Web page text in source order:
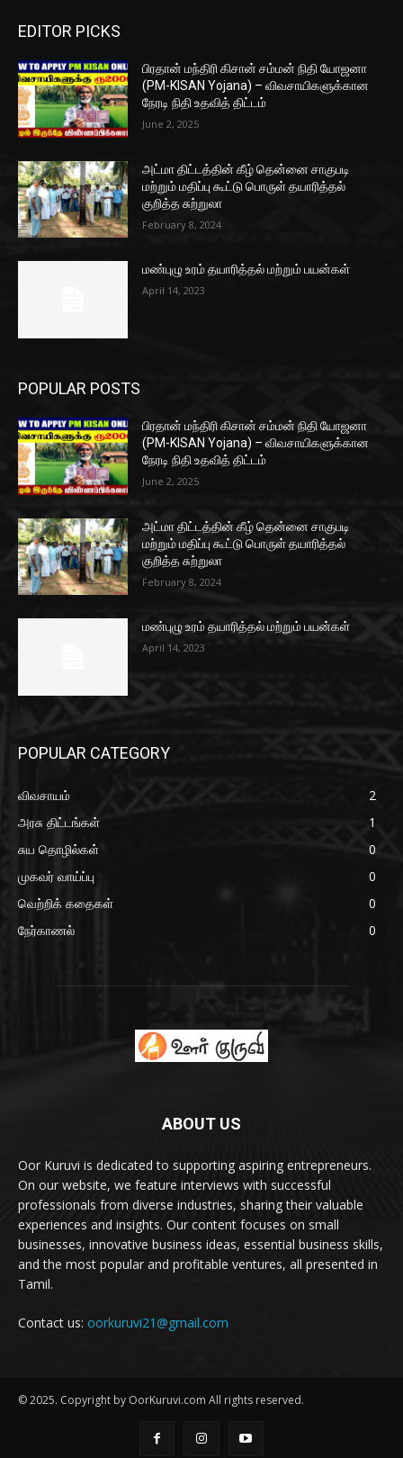
EDITOR PICKS
பிரதான் மந்திரி கிசான் சம்மன் நிதி யோஜனா
(PM-KISAN Yojana) – விவசாயிகளுக்கான
நேரடி நிதி உதவித் திட்டம்
June 2, 2025
அட்மா திட்டத்தின் கீழ் தென்னை சாகுபடி
மற்றும் மதிப்பு கூட்டு பொருள் தயாரித்தல்
குறித்த சுற்றுலா
February 8, 2024
மண்புழு உரம் தயாரித்தல் மற்றும் பயன்கள்
April 14, 2023
POPULAR POSTS
பிரதான் மந்திரி கிசான் சம்மன் நிதி யோஜனா
(PM-KISAN Yojana) – விவசாயிகளுக்கான
நேரடி நிதி உதவித் திட்டம்
June 2, 2025
அட்மா திட்டத்தின் கீழ் தென்னை சாகுபடி
மற்றும் மதிப்பு கூட்டு பொருள் தயாரித்தல்
குறித்த சுற்றுலா
February 8, 2024
மண்புழு உரம் தயாரித்தல் மற்றும் பயன்கள்
April 14, 2023
POPULAR CATEGORY
விவசாயம்
2
அரசு திட்டங்கள்
1
சுய தொழில்கள்
0
முகவர் வாய்ப்பு
0
வெற்றிக் கதைகள்
0
நேர்காணல்
0
ABOUT US
Oor Kuruvi is dedicated to supporting aspiring entrepreneurs.
On our website, we feature interviews with successful
professionals from diverse industries, sharing their valuable
experiences and insights. Our content focuses on small
businesses, innovative business ideas, essential business skills,
and the most popular and profitable ventures, all presented in
Tamil.
Contact us: oorkuruvi21@gmail.com
© 2025. Copyright by OorKuruvi.com All rights reserved.